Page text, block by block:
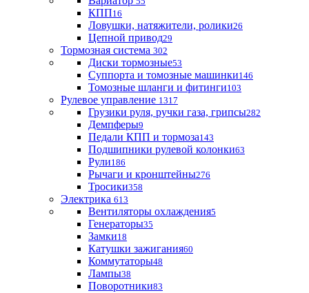
КПП16
Ловушки, натяжители, ролики26
Цепной привод29
Тормозная система 302
Диски тормозные53
Суппорта и томозные машинки146
Томозные шланги и фитинги103
Рулевое управление 1317
Грузики руля, ручки газа, грипсы282
Демпферы9
Педали КПП и тормоза143
Подшипники рулевой колонки63
Рули186
Рычаги и кронштейны276
Тросики358
Электрика 613
Вентиляторы охлаждения5
Генераторы35
Замки18
Катушки зажигания60
Коммутаторы48
Лампы38
Поворотники83